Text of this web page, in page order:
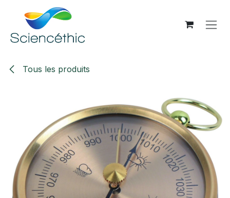
Se rendre au contenu
Tous les produits